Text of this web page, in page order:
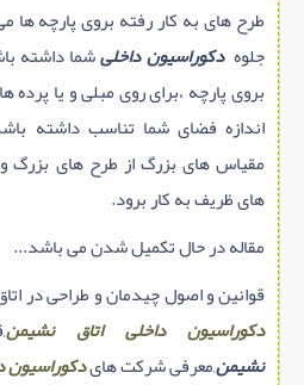
طرح های به کار رفته بروی پارچه ها
جلوه دکوراسیون داخلیشما داشته
بروی پارچه ،برای روی مبلی و یا پرده
اندازه فضای شما تناسب داشته
مقیاس های بزرگ از طرح های بزرگ
های ظریف به کار برود.
مقاله در حال تکمیل شدن می باشد...
قوانین و اصول چیدمان و طراحی در
دکوراسیون داخلی اتاق نشیمن
نشیمن,معرفی شرکت هایدکوراسیون